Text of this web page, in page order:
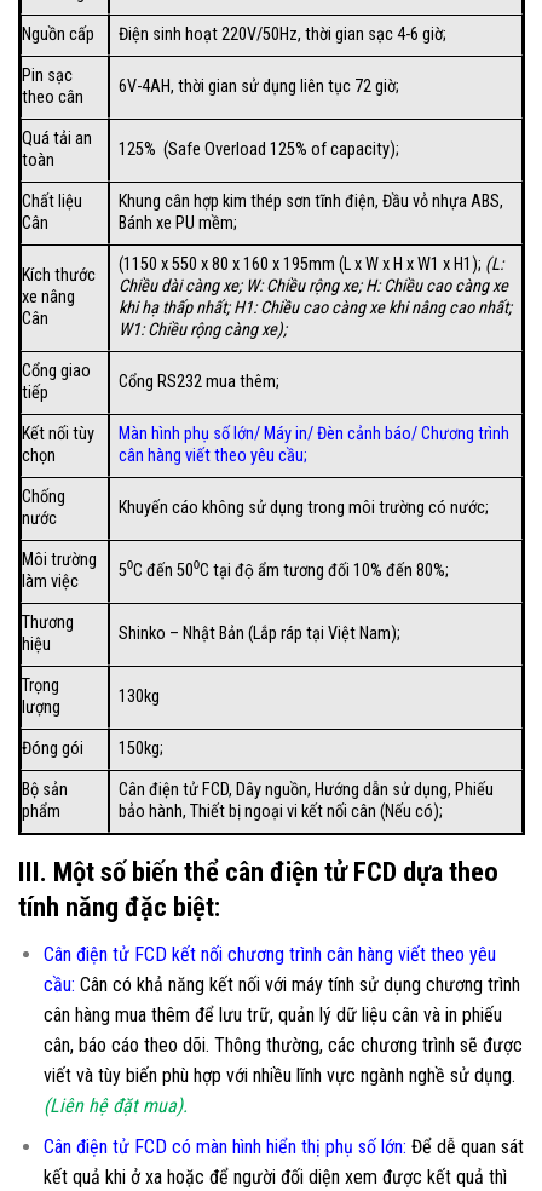
Nguồn cấp
Điện sinh hoạt 220V/50Hz, thời gian sạc 4-6 giờ;
Pin sạc
theo cân
6V-4AH, thời gian sử dụng liên tục 72 giờ;
Quá tải an
toàn
125% (Safe Overload 125% of capacity);
Chất liệu
Cân
Khung cân hợp kim thép sơn tĩnh điện, Đầu vỏ nhựa ABS,
Bánh xe PU mềm;
Kích thước
xe nâng
Cân
(1150 x 550 x 80 x 160 x 195mm (L x W x H x W1 x H1); (L:
Chiều dài càng xe; W: Chiều rộng xe; H: Chiều cao càng xe
khi hạ thấp nhất; H1: Chiều cao càng xe khi nâng cao nhất;
W1: Chiều rộng càng xe);
Cổng giao
tiếp
Cổng RS232 mua thêm;
Kết nối tùy
chọn
Màn hình phụ số lớn/ Máy in/Đèn cảnh báo/Chương trình
cân hàng viết theo yêu cầu;
Chống
nước
Khuyến cáo không sử dụng trong môi trường có nước;
Môi trường
làm việc
5⁰C đến 50⁰C tại độ ẩm tương đối 10% đến 80%;
Thương
hiệu
Shinko – Nhật Bản (Lắp ráp tại Việt Nam);
Trọng
lượng
130kg
Đóng gói
150kg;
Bộ sản
phẩm
Cân điện tử FCD, Dây nguồn, Hướng dẫn sử dụng, Phiếu
bảo hành, Thiết bị ngoại vi kết nối cân (Nếu có);
III. Một số biến thể cân điện tử FCD dựa theo
tính năng đặc biệt:
Cân điện tử FCD kết nối chương trình cân hàng viết theo yêu
cầu: Cân có khả năng kết nối với máy tính sử dụng chương trình
cân hàng mua thêm để lưu trữ, quản lý dữ liệu cân và in phiếu
cân, báo cáo theo dõi. Thông thường, các chương trình sẽ được
viết và tùy biến phù hợp với nhiều lĩnh vực ngành nghề sử dụng.
(Liên hệ đặt mua).
Cân điện tử FCD có màn hình hiển thị phụ số lớn: Để dễ quan sát
kết quả khi ở xa hoặc để người đối diện xem được kết quả thì